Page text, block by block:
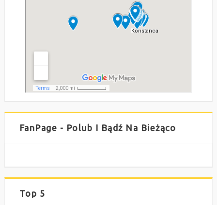
FanPage - Polub I Bądź Na Bieżąco
Top 5